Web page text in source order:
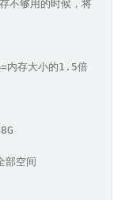
够用的时候，将硬盘中
内存大小的1.5倍 内
空间